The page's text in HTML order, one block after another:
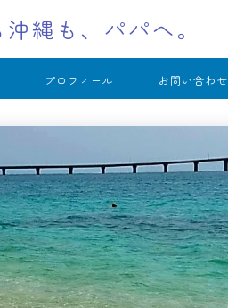
縄も、パパへ。
プロフィール お問い合わせ